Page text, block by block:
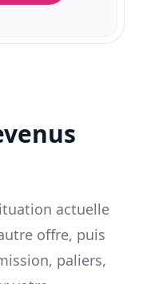
actuelle
offre, puis
paliers,